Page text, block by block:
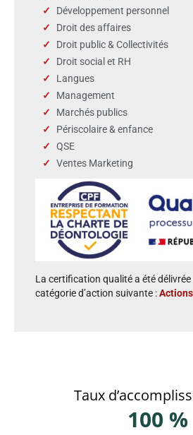
Développement personnel
Droit des affaires
Droit public & Collectivités
Droit social et RH
Langues
Management
Marchés publics
Périscolaire & enfance
QSE
Ventes Marketing
La certification qualité a été délivrée
catégorie d’action suivante :
Taux
100 %